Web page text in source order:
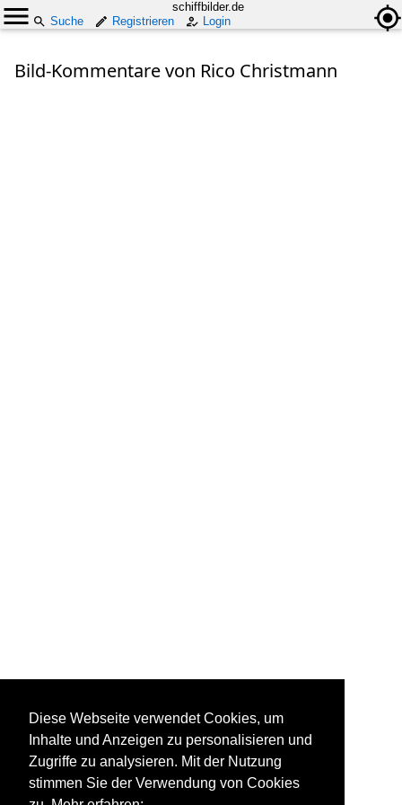
schiffbilder.de
Suche
Registrieren Login
Bild-Kommentare von Rico Christmann
Diese Webseite verwendet Cookies, um
Inhalte und Anzeigen zu personalisieren und
Zugriffe zu analysieren. Mit der Nutzung
stimmen Sie der Verwendung von Cookies